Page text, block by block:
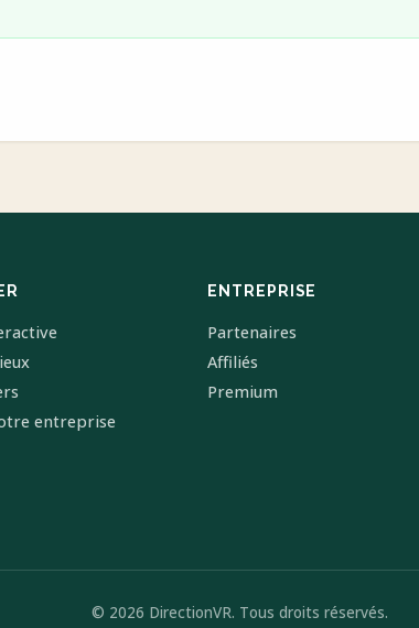
entreprise
ENTREPRISE
Partenaires
Affiliés
Premium
© 2026 DirectionVR. Tous droits réservés.